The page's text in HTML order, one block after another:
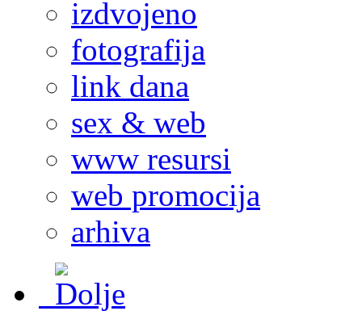
izdvojeno
fotografija
link dana
sex & web
www resursi
web promocija
arhiva